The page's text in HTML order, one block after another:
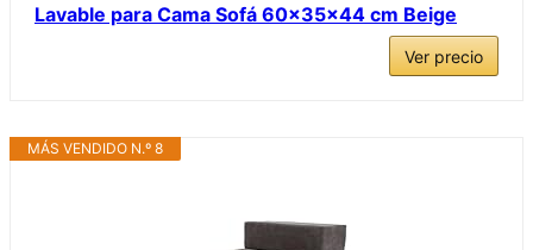
Lavable para Cama Sofá 60x35x44 cm Beige
Ver precio
MÁS VENDIDO N.º 8